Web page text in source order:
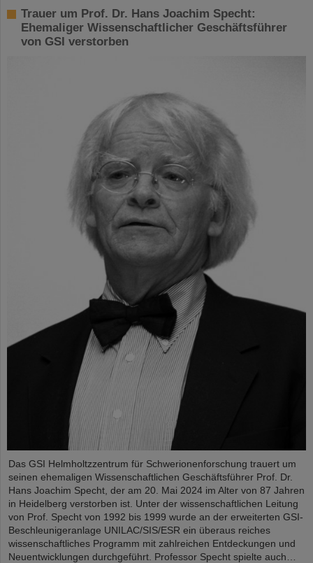
Trauer um Prof. Dr. Hans Joachim Specht:
Ehemaliger Wissenschaftlicher Geschäftsführer
von GSI verstorben
Das GSI Helmholtzzentrum für Schwerionenforschung trauert um
seinen ehemaligen Wissenschaftlichen Geschäftsführer Prof. Dr.
Hans Joachim Specht, der am 20. Mai 2024 im Alter von 87 Jahren
in Heidelberg verstorben ist. Unter der wissenschaftlichen Leitung
von Prof. Specht von 1992 bis 1999 wurde an der erweiterten GSI-
Beschleunigeranlage UNILAC/SIS/ESR ein überaus reiches
wissenschaftliches Programm mit zahlreichen Entdeckungen und
Neuentwicklungen durchgeführt. Professor Specht spielte auch…